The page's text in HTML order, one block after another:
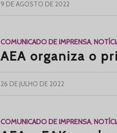
9 DE AGOSTO DE 2022
COMUNICADO DE IMPRENSA,
AEA organiza o
26 DE JULHO DE 2022
COMUNICADO DE IMPRENSA,